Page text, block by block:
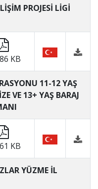
PROJESİ LİGİ
KB
11-12 YAŞ
VE 13+ YAŞ BARAJ
KB
YÜZME İL